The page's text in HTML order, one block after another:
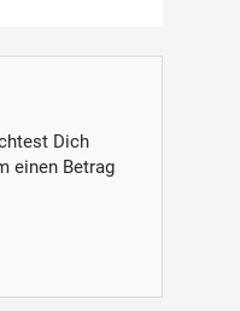
Dich
einen Betrag